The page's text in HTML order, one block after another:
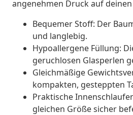
angenehmen Druck auf
Bequemer Stoff: Der
und langlebig.
Hypoallergene Füllung:
geruchlosen Glasperlen
Gleichmäßige
kompakten, gesteppten
Praktische
gleichen Größe sicher